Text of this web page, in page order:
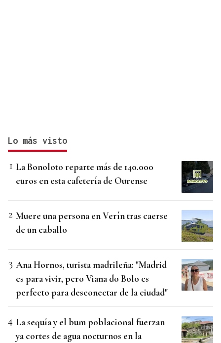
Lo más visto
La Bonoloto reparte más de 140.000
euros en esta cafetería de Ourense
Muere una persona en Verín tras caerse
de un caballo
Ana Hornos, turista madrileña: "Madrid
es para vivir, pero Viana do Bolo es
perfecto para desconectar de la ciudad"
La sequía y el bum poblacional fuerzan
ya cortes de agua nocturnos en la